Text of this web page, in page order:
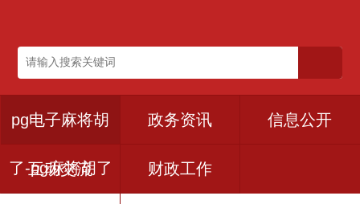
pg电子麻将胡
了-pg麻将胡了
政务资讯 信息公开
互动交流 财政工作